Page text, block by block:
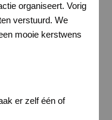
organiseert. Vorig
verstuurd. We
mooie kerstwens
er zelf één of